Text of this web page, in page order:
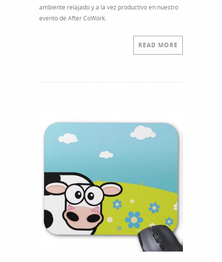
ambiente relajado y a la vez productivo en nuestro
evento de After CoWork.
READ MORE